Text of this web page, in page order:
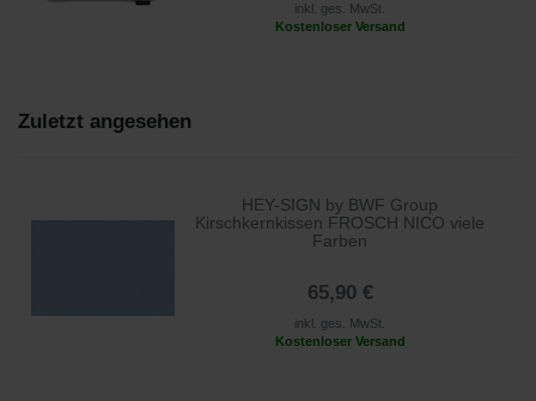
inkl. ges. MwSt.
Kostenloser Versand
Zuletzt angesehen
HEY-SIGN by BWF Group
Kirschkernkissen FROSCH NICO viele
Farben
65,90 €
inkl. ges. MwSt.
Kostenloser Versand